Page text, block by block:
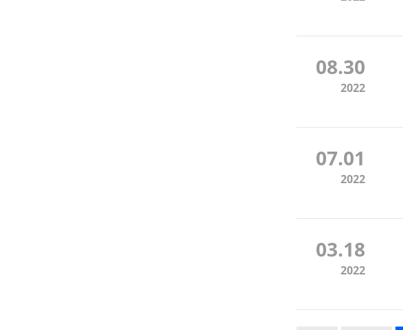
08.30
2022
07.01
2022
03.18
2022